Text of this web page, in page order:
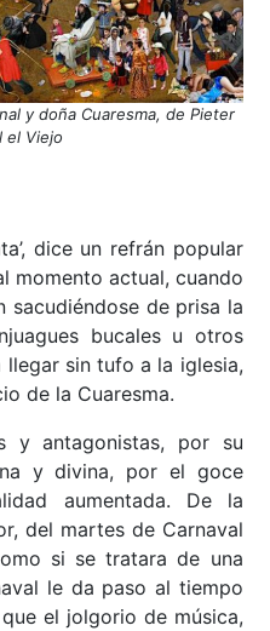
y doña Cuaresma, de Pieter
el Viejo
dice un refrán popular
momento actual, cuando
sacudiéndose de prisa la
bucales u otros
llegar sin tufo a la iglesia,
de la Cuaresma.
y antagonistas, por su
y divina, por el goce
aumentada. De la
del martes de Carnaval
si se tratara de una
le da paso al tiempo
el jolgorio de música,